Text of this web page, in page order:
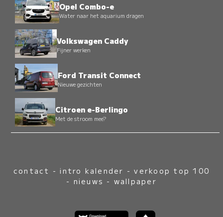
Opel Combo-e
Water naar het aquarium dragen
Volkswagen Caddy
Fijner werken
Ford Transit Connect
Nieuwe gezichten
Citroen e-Berlingo
Met de stroom mee?
contact -intro kalender -verkoop top 100
- nieuws - wallpaper